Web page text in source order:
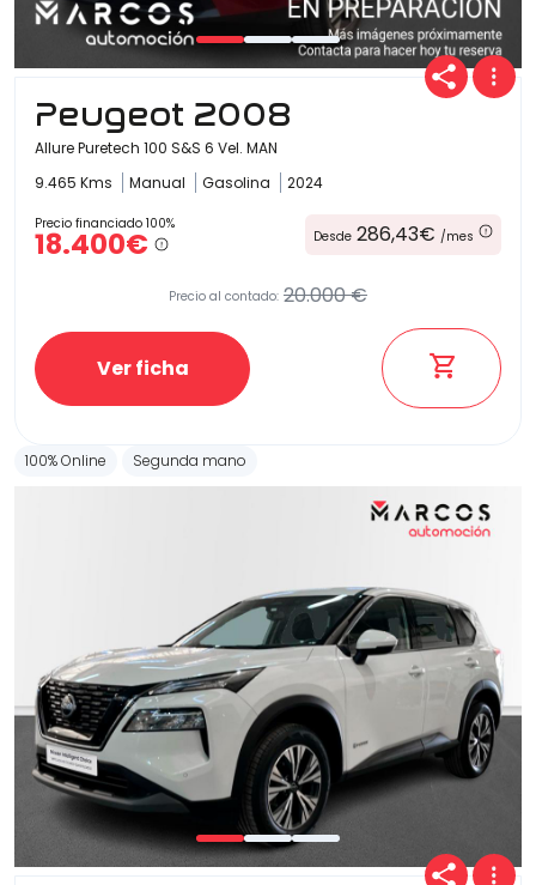
Peugeot 2008
Allure Puretech 100 S&S 6 Vel. MAN
9.465 Kms
Manual Gasolina 2024
Precio financiado 100%
18.400€ Desde 286,43€ /mes
Precio al contado: 20.000 €
Ver ficha
100% Online Segunda mano